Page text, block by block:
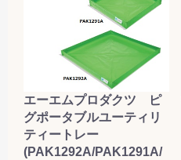
エーエムプロダクツ ピ
グポータブルユーティリ
ティートレー
(PAK1292A/PAK1291A/